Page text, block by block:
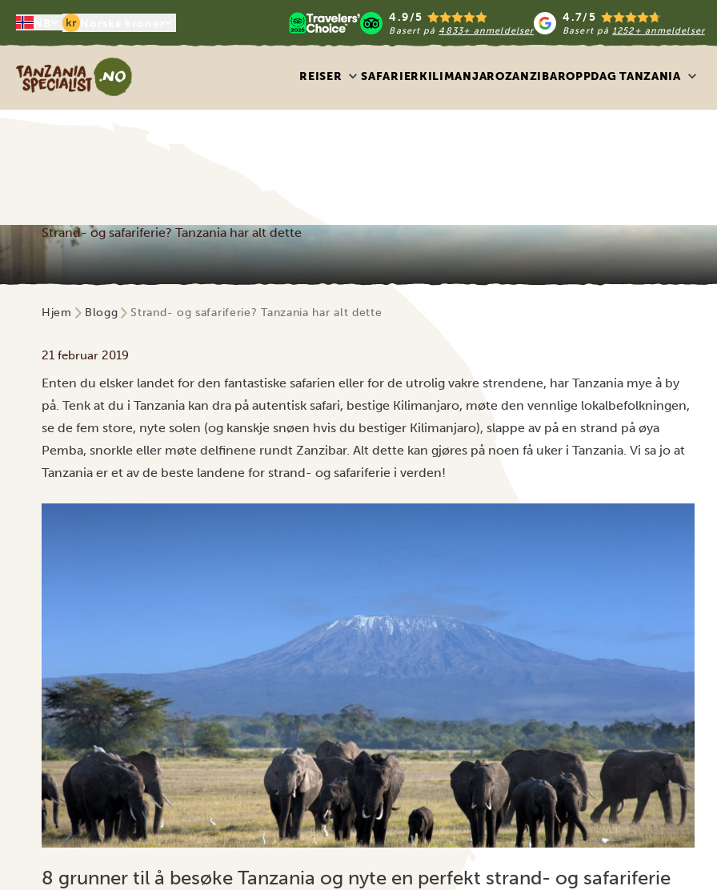
kr 4.9/5
Basert på 4833+ anmeldelser
4.7/5
Basert på1252+ anmeldelser
Tanzania Specialist
REISER SAFARIERKILIMANJAROZANZIBAROPPDAG TANZANIA
Strand- og safariferie? Tanzania har alt dette
Hjem Blogg Strand- og safariferie? Tanzania har alt dette
21 februar 2019
Enten du elsker landet for den fantastiske safarien eller for de utrolig vakre strendene, har Tanzania mye å by
på. Tenk at du i Tanzania kan dra på autentisk safari, bestige Kilimanjaro, møte den vennlige lokalbefolkningen,
se de fem store, nyte solen (og kanskje snøen hvis du bestiger Kilimanjaro), slappe av på en strand på øya
Pemba, snorkle eller møte delfinene rundt Zanzibar. Alt dette kan gjøres på noen få uker i Tanzania. Vi sa jo at
Tanzania er et av de beste landene for strand- og safariferie i verden!
8 grunner til å besøke Tanzania og nyte en perfekt strand- og safariferie